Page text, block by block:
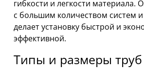
гибкости и легкости материала.
с большим количеством систем
делает установку быстрой и
эффективной.
Типы и размеры